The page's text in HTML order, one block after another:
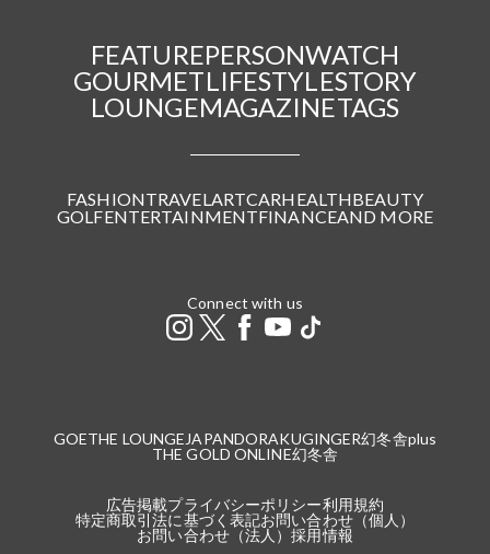
FEATUREPERSONWATCH
GOURMETLIFESTYLESTORY
LOUNGEMAGAZINETAGS
FASHIONTRAVEL ARTCARHEALTHBEAUTY
GOLFENTERTAINMENTFINANCEAND MORE
Connect with us
GOETHE LOUNGE JAPANDORAKUGINGER幻冬舎plus
THE GOLD ONLINE幻冬舎
広告掲載プライバシーポリシー利用規約
特定商取引法に基づく表記お問い合わせ（個人）
お問い合わせ（法人）採用情報